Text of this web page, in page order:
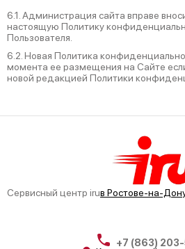
6.1. Администрация сайта вправе
настоящую Политику
Пользователя.
6.2. Новая Политика
момента ее размещения на Сайте
новой редакцией Политики
Сервисный центр iruв Ростове-на-
+7 (863)